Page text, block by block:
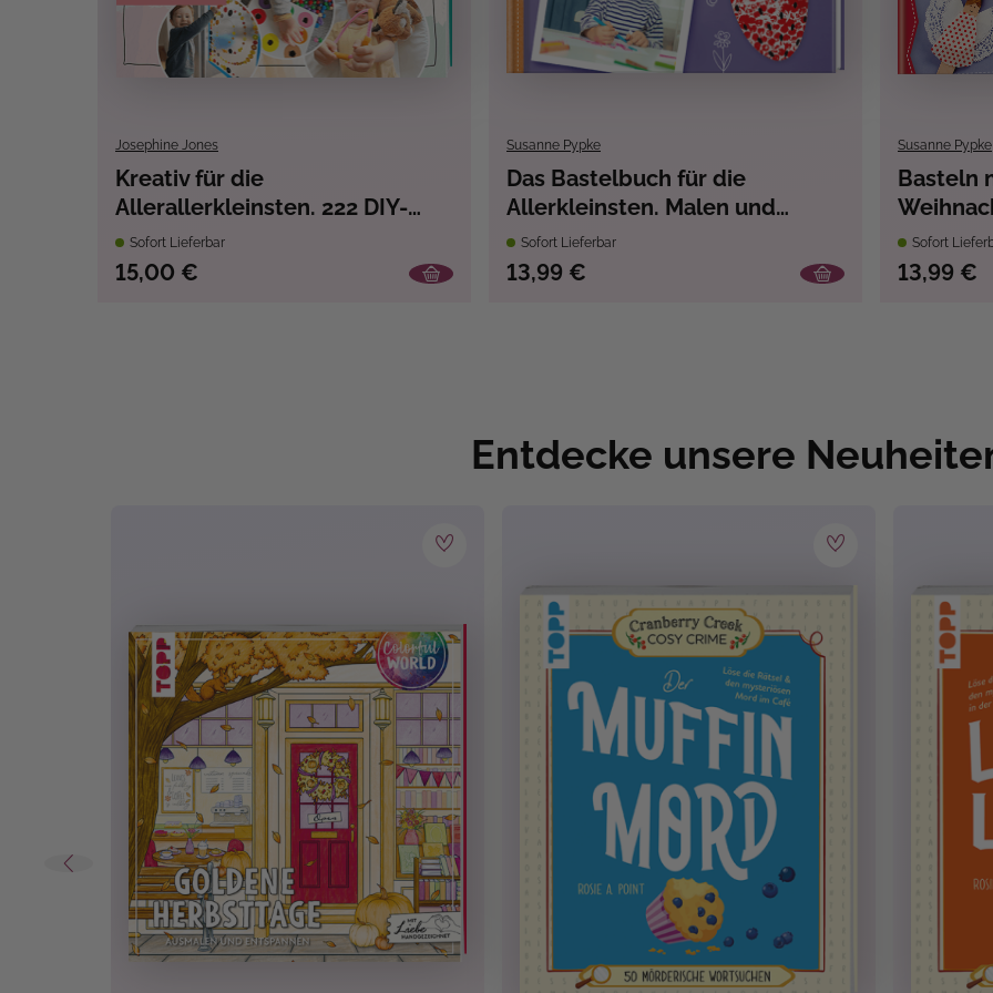
Josephine Jones
Kreativ für die
Allerallerkleinsten. 222 DIY-
Ideen für Baby- und
Kleinkindbeschäftigung.
Sofort Lieferbar
15,00 €
Susanne Pypke
Das Bastelbuch für die
Allerkleinsten. Malen und
Stempeln
Sofort Lieferbar
13,99 €
Susanne Pypke
Basteln
Sofort
13,99 €
Entdecke unsere